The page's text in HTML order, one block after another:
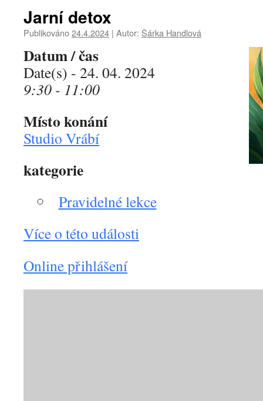
Jarní detox
Publikováno24.4.2024 | Autor: Šárka Handlová
Datum / čas
Date(s) - 24. 04. 2024
9:30 - 11:00
Místo konání
Studio Vrábí
kategorie
Pravidelné lekce
Více o této události
Online přihlášení